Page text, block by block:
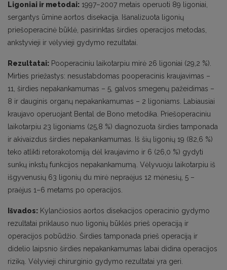
Ligoniai ir metodai: 1997–2007 metais operuoti 89 ligoniai,
sergantys ūmine aortos disekacija. Išanalizuota ligonių
priešoperacinė būklė, pasirinktas širdies operacijos metodas,
ankstyvieji ir vėlyvieji gydymo rezultatai.
Rezultatai: Pooperaciniu laikotarpiu mirė 26 ligoniai (29,2 %).
Mirties priežastys: nesustabdomas pooperacinis kraujavimas –
11, širdies nepakankamumas – 5, galvos smegenų pažeidimas –
8 ir dauginis organų nepakankamumas – 2 ligoniams. Labiausiai
kraujavo operuojant Bental de Bono metodika. Priešoperaciniu
laikotarpiu 23 ligoniams (25,8 %) diagnozuota širdies tamponada
ir akivaizdus širdies nepakankamumas. Iš šių ligonių 19 (82,6 %)
teko atlikti retorakotomiją dėl kraujavimo ir 6 (26,0 %) gydyti
sunkų inkstų funkcijos nepakankamumą. Vėlyvuoju laikotarpiu iš
išgyvenusių 63 ligonių du mirė nepraėjus 12 mėnesių, 5 –
praėjus 1–6 metams po operacijos.
Išvados: Kylančiosios aortos disekacijos operacinio gydymo
rezultatai priklauso nuo ligonių būklės prieš operaciją ir
operacijos pobūdžio. Širdies tamponada prieš operaciją ir
didelio laipsnio širdies nepakankamumas labai didina operacijos
riziką. Vėlyvieji chirurginio gydymo rezultatai yra geri.